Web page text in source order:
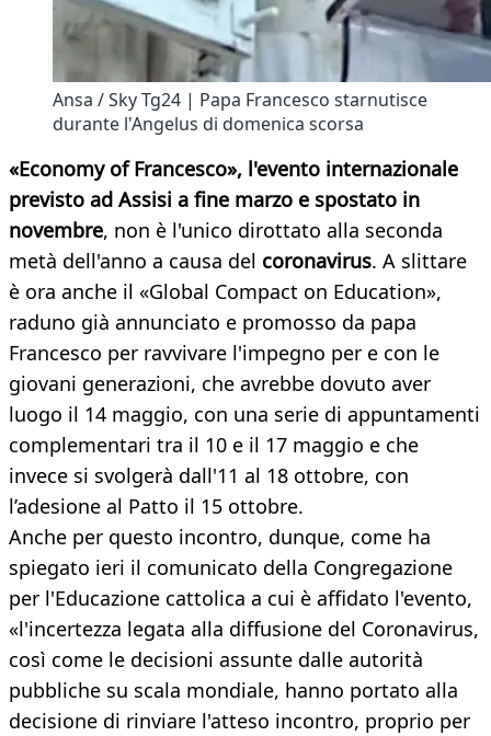
Ansa / Sky Tg24 | Papa Francesco starnutisce
durante l'Angelus di domenica scorsa
«Economy of Francesco», l'evento internazionale
previsto ad Assisi a fine marzo e spostato in
novembre, non è l'unico dirottato alla seconda
metà dell'anno a causa del coronavirus. A slittare
è ora anche il «Global Compact on Education»,
raduno già annunciato e promosso da papa
Francesco per ravvivare l'impegno per e con le
giovani generazioni, che avrebbe dovuto aver
luogo il 14 maggio, con una serie di appuntamenti
complementari tra il 10 e il 17 maggio e che
invece si svolgerà dall'11 al 18 ottobre, con
l’adesione al Patto il 15 ottobre.
Anche per questo incontro, dunque, come ha
spiegato ieri il comunicato della Congregazione
per l'Educazione cattolica a cui è affidato l'evento,
«l'incertezza legata alla diffusione del Coronavirus,
così come le decisioni assunte dalle autorità
pubbliche su scala mondiale, hanno portato alla
decisione di rinviare l'atteso incontro, proprio per